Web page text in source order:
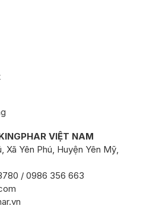
VIỆT NAM
Xã Yên Phú, Huyện Yên Mỹ,
/ 0986 356 663